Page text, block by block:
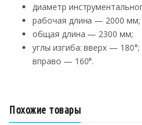
диаметр
рабочая длина — 2000 мм;
общая длина — 2300 мм;
углы изгиба: вверх —
вправо — 160°.
Похожие товары